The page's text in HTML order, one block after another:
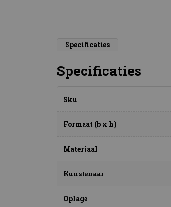
Specificaties
Specificaties
Sku
Formaat (b x h)
Materiaal
Kunstenaar
Oplage